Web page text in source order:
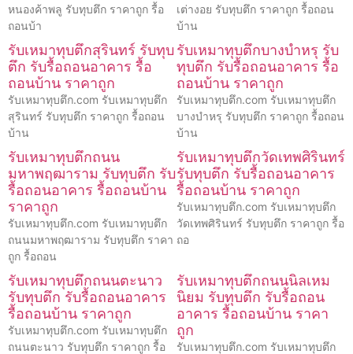
หนองค้าพลู รับทุบตึก ราคาถูก รื้อ
ถอนบ้า
เต่างอย รับทุบตึก ราคาถูก รื้อถอน
บ้าน
รับเหมาทุบตึกสุรินทร์ รับทุบ
ตึก รับรื้อถอนอาคาร รื้อ
ถอนบ้าน ราคาถูก
รับเหมาทุบตึก.com รับเหมาทุบตึก
สุรินทร์ รับทุบตึก ราคาถูก รื้อถอน
บ้าน
รับเหมาทุบตึกบางบำหรุ รับ
ทุบตึก รับรื้อถอนอาคาร รื้อ
ถอนบ้าน ราคาถูก
รับเหมาทุบตึก.com รับเหมาทุบตึก
บางบำหรุ รับทุบตึก ราคาถูก รื้อถอน
บ้าน
รับเหมาทุบตึกถนน
มหาพฤฒาราม รับทุบตึก รับ
รื้อถอนอาคาร รื้อถอนบ้าน
ราคาถูก
รับเหมาทุบตึก.com รับเหมาทุบตึก
ถนนมหาพฤฒาราม รับทุบตึก ราคา
ถูก รื้อถอน
รับเหมาทุบตึกวัดเทพศิรินทร์
รับทุบตึก รับรื้อถอนอาคาร
รื้อถอนบ้าน ราคาถูก
รับเหมาทุบตึก.com รับเหมาทุบตึก
วัดเทพศิรินทร์ รับทุบตึก ราคาถูก รื้อ
ถอ
รับเหมาทุบตึกถนนตะนาว
รับทุบตึก รับรื้อถอนอาคาร
รื้อถอนบ้าน ราคาถูก
รับเหมาทุบตึก.com รับเหมาทุบตึก
ถนนตะนาว รับทุบตึก ราคาถูก รื้อ
รับเหมาทุบตึกถนนนิลเหม
นิยม รับทุบตึก รับรื้อถอน
อาคาร รื้อถอนบ้าน ราคา
ถูก
รับเหมาทุบตึก.com รับเหมาทุบตึก